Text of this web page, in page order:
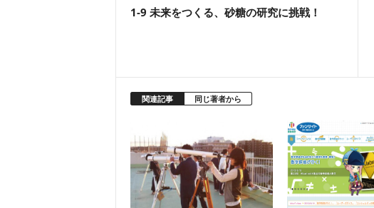
1-9 未来をつくる、砂糖の研究に挑戦！
関連記事 同じ著者から